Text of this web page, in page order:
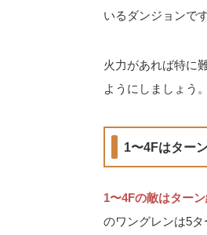
いるダンジョンで
火力があれば特に
ようにしましょう
1〜4Fはター
1〜4Fの敵はター
のワングレンは5